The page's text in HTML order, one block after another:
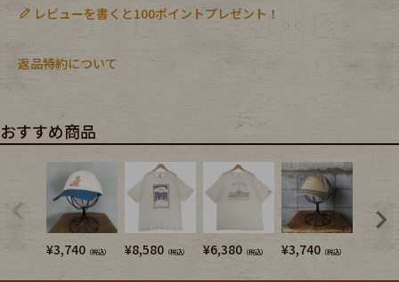
レビューを書くと100ポイントプレゼント！
返品特約について
おすすめ商品
¥3,740 （税込） ¥8,580 （税込） ¥6,380 （税込） ¥3,740 （税込） 3,740